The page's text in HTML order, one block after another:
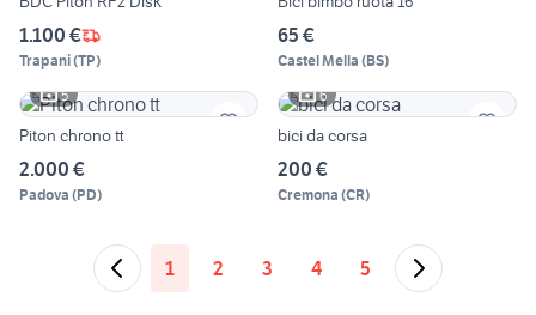
1.100 €
Trapani(TP)
65 €
Castel Mella (BS)
5
Piton chrono tt
2.000 €
Padova (PD)
6
bici da corsa
200 €
Cremona (CR)
1 2 3 4 5